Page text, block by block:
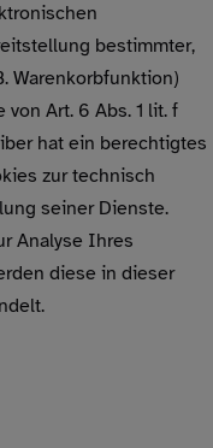
bestimmter,
Warenkorbfunktion)
Art. 6 Abs. 1 lit. f
hat ein berechtigtes
zur technisch
seiner Dienste.
Analyse Ihres
diese in dieser